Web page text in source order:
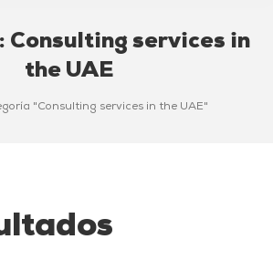
Consulting services in
the UAE
"Consulting services in the UAE"